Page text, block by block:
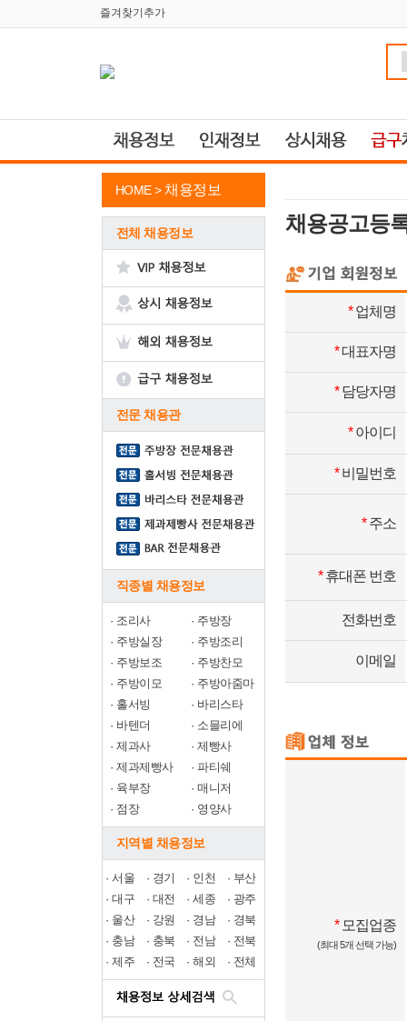
즐겨찾기추가
HOME > 채용정보
전체 채용정보
전문 채용관
직종별 채용정보
· 조리사 · 주방장
· 주방실장 · 주방조리
· 주방보조 · 주방찬모
· 주방이모 · 주방아줌마
· 홀서빙 · 바리스타
· 바텐더 · 소믈리에
·제과사 ·제빵사
·제과제빵사 ·파티쉐
· 육부장 ·매니저
· 점장 · 영양사
지역별 채용정보
· 서울 · 경기 · 인천 · 부산
· 대구 · 대전 · 세종 · 광주
· 울산 · 강원 · 경남 · 경북
· 충남 · 충북 · 전남 · 전북
· 제주 · 전국 · 해외 · 전체
채용공고등
*업체명
*대표자명
*담당자명
*아이디
*비밀번호
*주소
*휴대폰 번호
전화번호
이메일
*모집업종
(최대 5개 선택 가능)